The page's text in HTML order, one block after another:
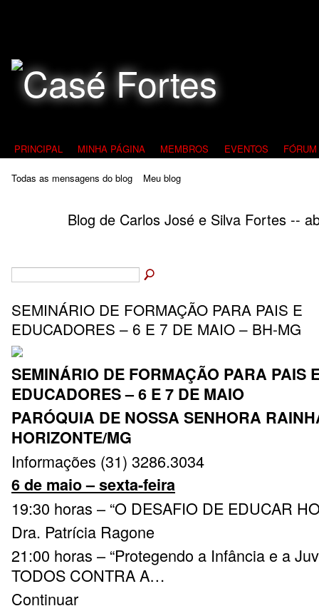
PRINCIPAL MINHA PÁGINA MEMBROS EVENTOS FÓRUM
Todas as mensagens do blog Meu blog
Blog de Carlos José e Silva Fortes --
SEMINÁRIO DE FORMAÇÃO PARA PAIS E
EDUCADORES – 6 E 7 DE MAIO – BH-MG
SEMINÁRIO DE FORMAÇÃO PARA PAIS
EDUCADORES – 6 E 7 DE MAIO
PARÓQUIA DE NOSSA SENHORA
HORIZONTE/MG
Informações (31) 3286.3034
6 de maio – sexta-feira
19:30 horas – “O DESAFIO DE EDUCAR
Dra. Patrícia Ragone
21:00 horas – “Protegendo a Infância e a
TODOS CONTRA A…
Continuar